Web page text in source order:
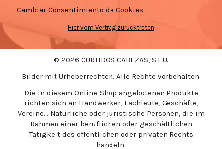
Cambiar Consentimiento de Cookies
Hier vom Vertrag zurücktreten
© 2026 CURTIDOS CABEZAS, S.L.U.
Bilder mit Urheberrechten. Alle Rechte vorbehalten.
Die in diesem Online-Shop angebotenen Produkte
richten sich an Handwerker, Fachleute, Geschäfte,
Vereine... Natürliche oder juristische Personen, die im
Rahmen einer beruflichen oder geschäftlichen
Tätigkeit des öffentlichen oder privaten Rechts
handeln.